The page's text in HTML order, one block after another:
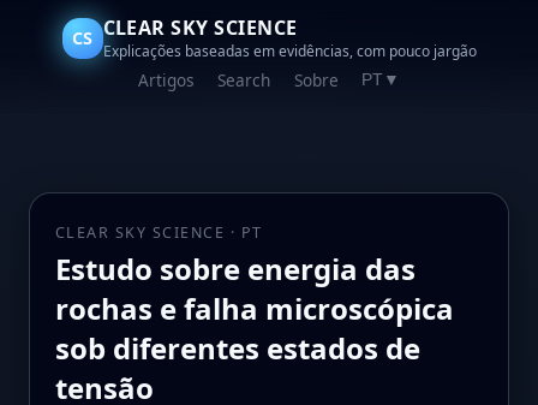
CS CLEAR SKY SCIENCE
Explicações baseadas em evidências, com pouco jargão
Artigos Search Sobre PT ▼
CLEAR SKY SCIENCE · PT
Estudo sobre energia das
rochas e falha microscópica
sob diferentes estados de
tensão